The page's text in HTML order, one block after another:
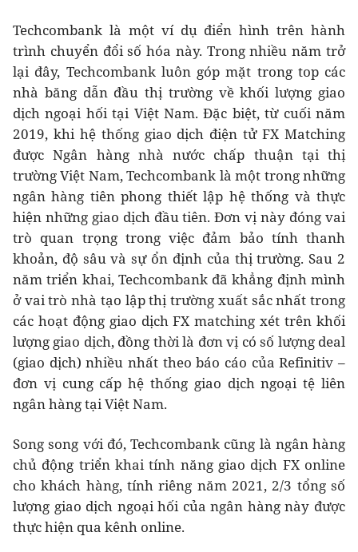
Techcombank là một ví dụ điển hình trên hành
trình chuyển đổi số hóa này. Trong nhiều năm trở
lại đây, Techcombank luôn góp mặt trong top các
nhà băng dẫn đầu thị trường về khối lượng giao
dịch ngoại hối tại Việt Nam. Đặc biệt, từ cuối năm
2019, khi hệ thống giao dịch điện tử FX Matching
được Ngân hàng nhà nước chấp thuận tại thị
trường Việt Nam, Techcombank là một trong những
ngân hàng tiên phong thiết lập hệ thống và thực
hiện những giao dịch đầu tiên. Đơn vị này đóng vai
trò quan trọng trong việc đảm bảo tính thanh
khoản, độ sâu và sự ổn định của thị trường. Sau 2
năm triển khai, Techcombank đã khẳng định mình
ở vai trò nhà tạo lập thị trường xuất sắc nhất trong
các hoạt động giao dịch FX matching xét trên khối
lượng giao dịch, đồng thời là đơn vị có số lượng deal
(giao dịch) nhiều nhất theo báo cáo của Refinitiv –
đơn vị cung cấp hệ thống giao dịch ngoại tệ liên
ngân hàng tại Việt Nam.
Song song với đó, Techcombank cũng là ngân hàng
chủ động triển khai tính năng giao dịch FX online
cho khách hàng, tính riêng năm 2021, 2/3 tổng số
lượng giao dịch ngoại hối của ngân hàng này được
thực hiện qua kênh online.